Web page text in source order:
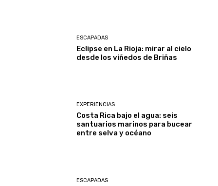
ESCAPADAS
Eclipse en La Rioja: mirar al cielo
desde los viñedos de Briñas
EXPERIENCIAS
Costa Rica bajo el agua: seis
santuarios marinos para bucear
entre selva y océano
ESCAPADAS